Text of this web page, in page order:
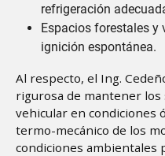
refrigeración
Espacios forestales y
ignición espontánea.
Al respecto, el Ing.
rigurosa de mantener
vehicular en condiciones
termo-mecánico de los
condiciones ambientales